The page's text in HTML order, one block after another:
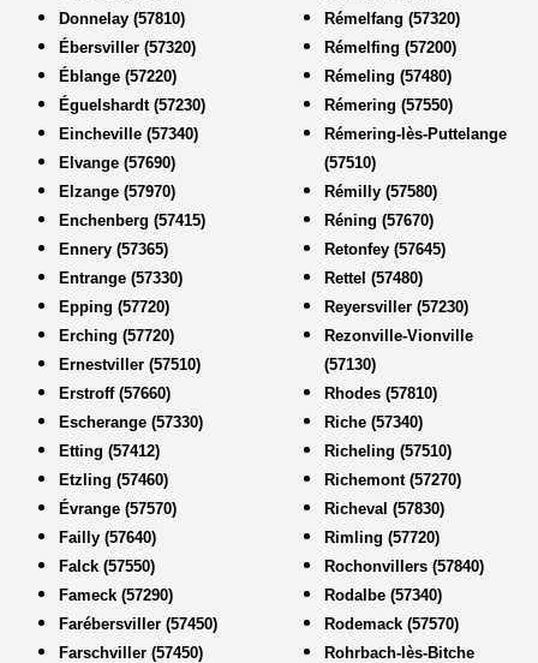
Donnelay (57810)
Ébersviller (57320)
Éblange (57220)
Éguelshardt (57230)
Eincheville (57340)
Elvange (57690)
Elzange (57970)
Enchenberg (57415)
Ennery (57365)
Entrange (57330)
Epping (57720)
Erching (57720)
Ernestviller (57510)
Erstroff (57660)
Escherange (57330)
Etting (57412)
Etzling (57460)
Évrange (57570)
Failly (57640)
Falck (57550)
Fameck (57290)
Farébersviller (57450)
Farschviller (57450)
Rémelfang (57320)
Rémelfing (57200)
Rémeling (57480)
Rémering (57550)
Rémering-lès-Puttelange
(57510)
Rémilly (57580)
Réning (57670)
Retonfey (57645)
Rettel (57480)
Reyersviller (57230)
Rezonville-Vionville
(57130)
Rhodes (57810)
Riche (57340)
Richeling (57510)
Richemont (57270)
Richeval (57830)
Rimling (57720)
Rochonvillers (57840)
Rodalbe (57340)
Rodemack (57570)
Rohrbach-lès-Bitche